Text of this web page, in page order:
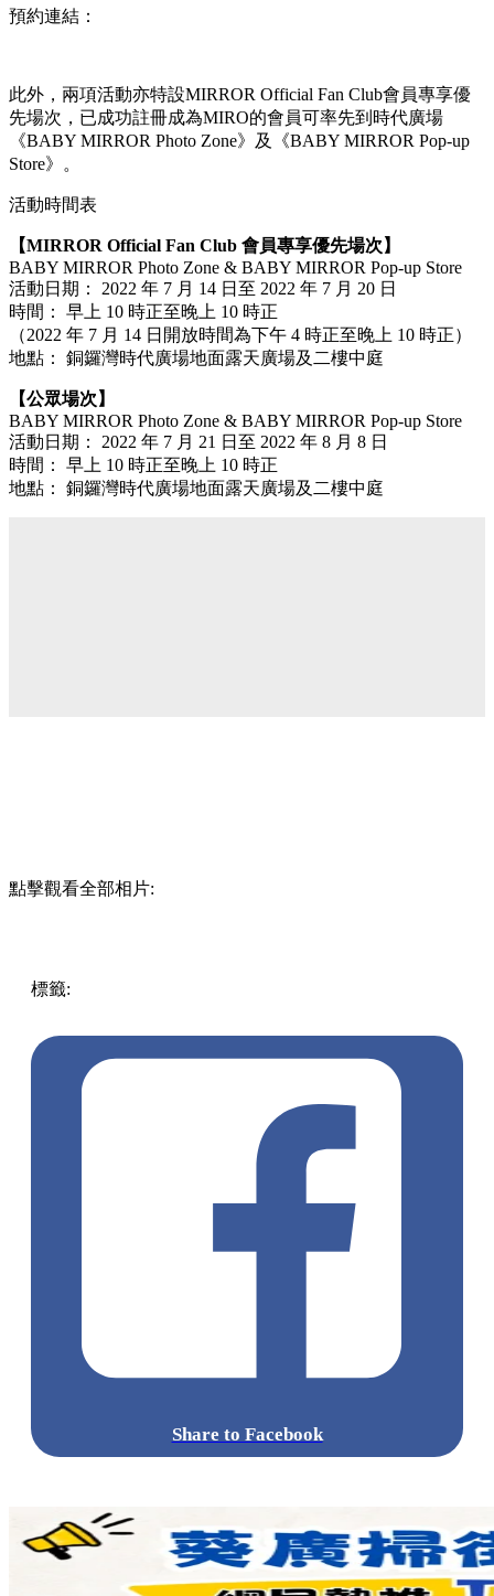
預約連結：
此外，兩項活動亦特設MIRROR Official Fan Club會員專享優
先場次，已成功註冊成為MIRO的會員可率先到時代廣場
《BABY MIRROR Photo Zone》及《BABY MIRROR Pop-up
Store》。
活動時間表
【MIRROR Official Fan Club 會員專享優先場次】
BABY MIRROR Photo Zone & BABY MIRROR Pop-up Store
活動日期： 2022 年 7 月 14 日至 2022 年 7 月 20 日
時間： 早上 10 時正至晚上 10 時正
（2022 年 7 月 14 日開放時間為下午 4 時正至晚上 10 時正）
地點： 銅鑼灣時代廣場地面露天廣場及二樓中庭
【公眾場次】
BABY MIRROR Photo Zone & BABY MIRROR Pop-up Store
活動日期： 2022 年 7 月 21 日至 2022 年 8 月 8 日
時間： 早上 10 時正至晚上 10 時正
地點： 銅鑼灣時代廣場地面露天廣場及二樓中庭
點擊觀看全部相片:
標籤:
Share to Facebook